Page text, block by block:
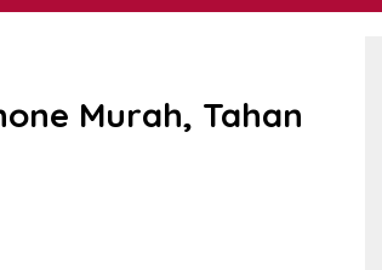
Murah, Tahan